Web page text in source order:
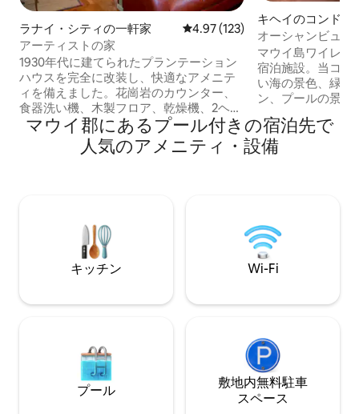
ラナイ・シティの一軒家 レビュー123件、5つ星中4.97つ
4.97 (123)
アーティストの家
1930年代に建てられたプランテーション
ハウスを完全に改装し、快適なアメニテ
ィを備えました。花崗岩のカウンター、
食器洗い機、木製フロア、乾燥機、2ヘッ
ドタイルシャワー、ジェットバス付きマ
スターバス、屋外シャワー、フェンス付
きの家で、ミニオアシスを作り出してい
ス付きキングベッド、セカンドベッドル
ーム：クイーンベッド、クイーンサイズ
の引き出し式ソファー。 レンタカーの紹
介と予約。 $ 445 含む： 17.42% TAT &
2017/0002。アロハ
キヘイのコンドミ
オーシャンビュー
な別荘（カップル
マウイ島ワイレア
宿泊施設。当コン
い海の景色、緑豊
ン、プールの景色が
イから見える夕
です。 グルメキッチン。HDテレビ2台、
Boseサウンドシ
ット内の洗濯機・
い。
https://
当コンドミニアム
マウイ郡にあるプール付きの宿泊先で
人気のアメニティ・設備
キッチン Wi-Fi
プール
敷地内無料駐⁠車
ス⁠ペ⁠ー⁠ス